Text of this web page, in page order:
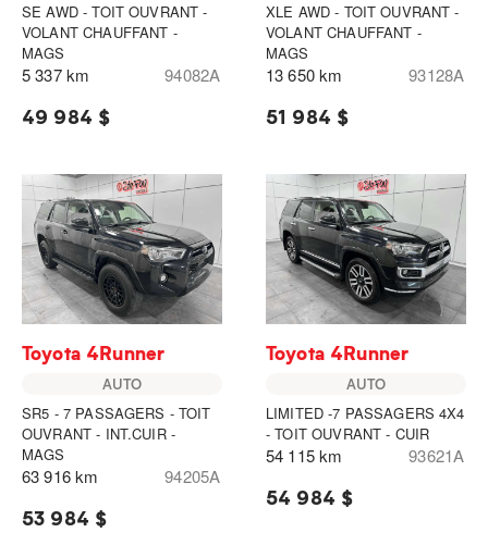
SE AWD - TOIT OUVRANT -
VOLANT CHAUFFANT -
MAGS
5 337 km 94082A
49 984 $
XLE AWD - TOIT OUVRANT -
VOLANT CHAUFFANT -
MAGS
13 650 km 93128A
51 984 $
Toyota 4Runner
AUTO
SR5 - 7 PASSAGERS - TOIT
OUVRANT - INT.CUIR -
MAGS
63 916 km 94205A
53 984 $
Toyota 4Runner
AUTO
LIMITED -7 PASSAGERS 4X4
- TOIT OUVRANT - CUIR
54 115 km 93621A
54 984 $